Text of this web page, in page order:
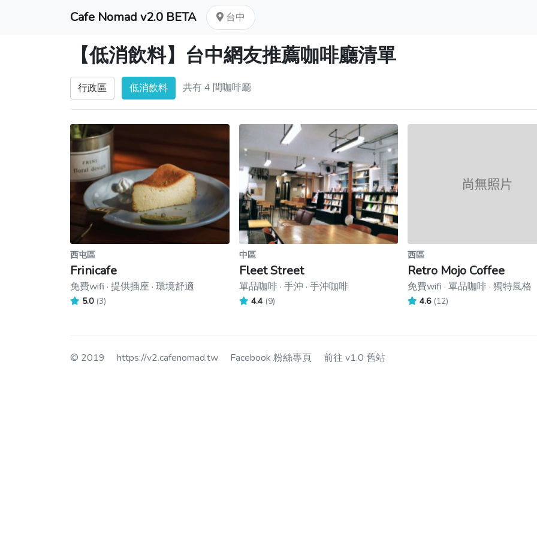
Cafe Nomad v2.0 BETA 台中
【低消飲料】台中網友推薦咖啡廳清單
行政區 低消飲料 共有 4 間咖啡廳
西屯區
Frinicafe
免費wifi · 提供插座 · 環境舒適
5.0 (3)
中區
Fleet Street
單品咖啡 · 手沖 · 手沖咖啡
4.4 (9)
西區
Retro Mojo Coffee
免費wifi · 單品咖啡 · 獨特風格
4.6 (12)
© 2019 https://v2.cafenomad.tw Facebook 粉絲專頁 前往 v1.0 舊站